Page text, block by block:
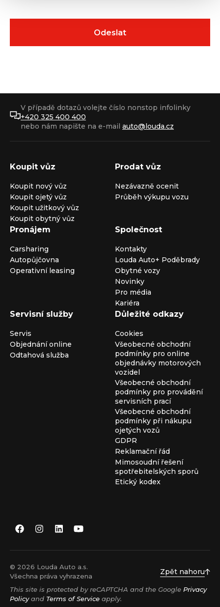
V případě dotazů volejte číslo nonstop infolinky
+420 325 400 400
nebo nám napište na e-mail auto@louda.cz
Koupit vůz
Koupit nový vůz
Koupit ojetý vůz
Koupit užitkový vůz
Koupit obytný vůz
Prodat vůz
Nezávazně ocenit
Průběh výkupu vozu
Pronájem
Carsharing
Autopůjčovna
Operativní leasing
Společnost
Kontakty
Louda Auto+ Poděbrady
Obytné vozy
Novinky
Pro média
Kariéra
Servisní služby
Servis
Objednání online
Odtahová služba
Důležité odkazy
Cookies
Všeobecné obchodní
podmínky pro online
objednávky motorových
vozidel
Všeobecné obchodní
podmínky pro provádění
servisních prací
Všeobecné obchodní
podmínky při nákupu
ojetých vozů
GDPR
Reklamační řád
Mimosoudní řešení
spotřebitelských sporů
Etický kodex
© 2026 Louda Auto a.s.
Všechna práva vyhrazena
Zpět nahoru
This site is protected by reCAPTCHA and the Google Privacy
Policyand Terms of Service apply.